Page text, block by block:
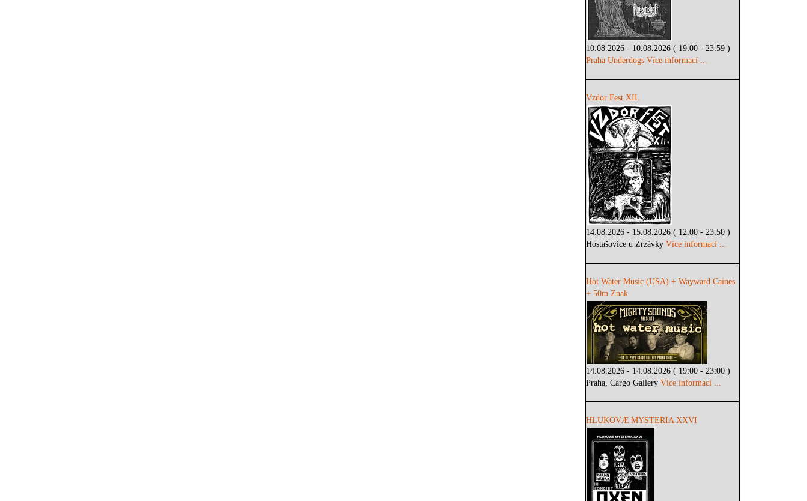
10.08.2026 - 10.08.2026 ( 19:00 - 23:59 )
Praha Underdogs Více informací ...
Vzdor Fest XII.
14.08.2026 - 15.08.2026 ( 12:00 - 23:50 )
Hostašovice u ZrzávkyVíce informací ...
Hot Water Music (USA) + Wayward Caines
+ 50m Znak
14.08.2026 - 14.08.2026 ( 19:00 - 23:00 )
Praha, Cargo GalleryVíce informací ...
HLUKOVÆ MYSTERIA XXVI